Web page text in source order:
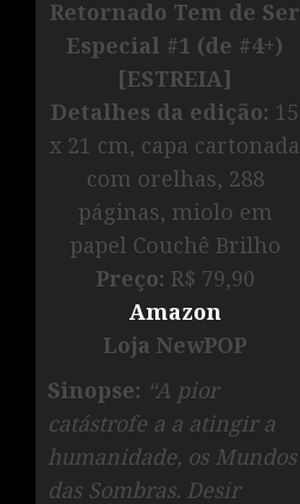
Retornado Tem de Ser
Especial #1 (de #4+)
[ESTREIA]
Detalhes da edição: 15
x 21 cm, capa cartonada
com orelhas, 288
páginas, miolo em
papel Couchê Brilho
Preço: R$ 79,90
Amazon
Loja NewPOP
Sinopse: “A pior
catástrofe a a atingir a
humanidade, os Mundos
das Sombras. Desir